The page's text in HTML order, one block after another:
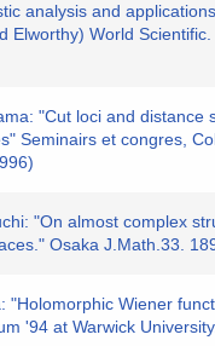
analysis and
Elworthy) World
"Cut loci and distance
Seminairs et congres,
"On almost complex
Osaka J.Math.33.
"Holomorphic Wiener
'94 at Warwick